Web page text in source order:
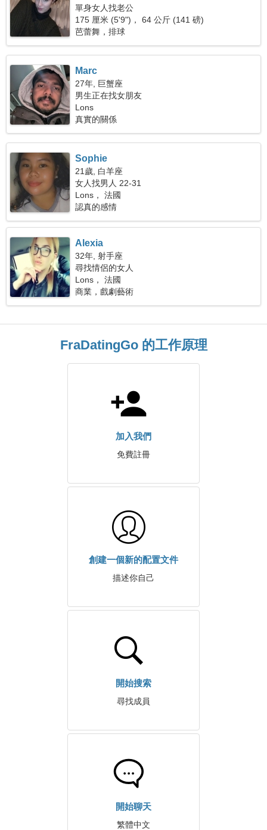
單身女人找老公
175 厘米 (5'9")， 64 公斤 (141 磅)
芭蕾舞，排球
Marc
27年, 巨蟹座
男生正在找女朋友
Lons
真實的關係
Sophie
21歲, 白羊座
女人找男人 22-31
Lons， 法國
認真的感情
Alexia
32年, 射手座
尋找情侶的女人
Lons， 法國
商業，戲劇藝術
FraDatingGo 的工作原理
加入我們
免費註冊
創建一個新的配置文件
描述你自己
開始搜索
尋找成員
開始聊天
繁體中文